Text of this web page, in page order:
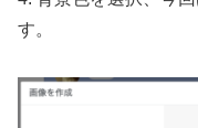
す。